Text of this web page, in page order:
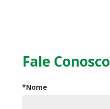
Fale Conosco
*Nome